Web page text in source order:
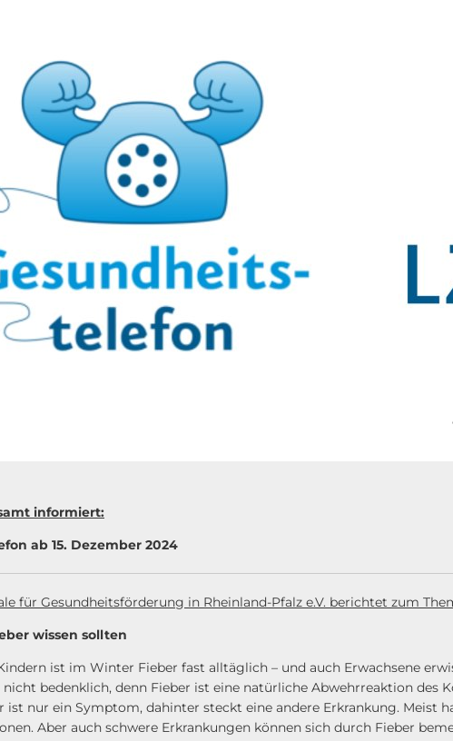
informiert:
ab 15. Dezember 2024
für Gesundheitsförderung in Rheinland-Pfalz e.V. berichtet zum
wissen sollten
ist im Winter Fieber fast alltäglich – und auch Erwachsene
bedenklich, denn Fieber ist eine natürliche Abwehrreaktion des
ist nur ein Symptom, dahinter steckt eine andere Erkrankung. Meist
Aber auch schwere Erkrankungen können sich durch Fieber